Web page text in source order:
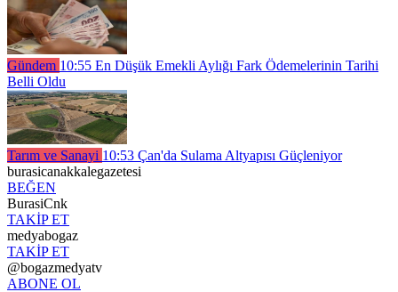
Gündem 10:55 En Düşük Emekli Aylığı Fark Ödemelerinin Tarihi
Belli Oldu
Tarım ve Sanayi 10:53 Çan'da Sulama Altyapısı Güçleniyor
burasicanakkalegazetesi
BEĞEN
BurasiCnk
TAKİP ET
medyabogaz
TAKİP ET
@bogazmedyatv
ABONE OL